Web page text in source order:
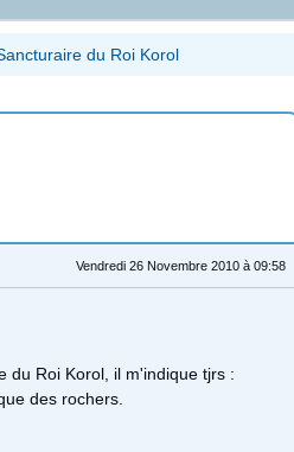
du Roi Korol
Vendredi 26 Novembre 2010 à 09:58
du Roi Korol, il m'indique tjrs :
des rochers.